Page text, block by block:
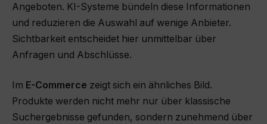
Angeboten. KI-Systeme bündeln diese Informationen
und reduzieren die Auswahl auf wenige Anbieter.
Sichtbarkeit entscheidet hier unmittelbar über
Anfragen und Abschlüsse.
Im E-Commerce zeigt sich ein ähnliches Bild.
Produkte werden nicht mehr nur über klassische
Suchergebnisse gefunden, sondern zunehmend über